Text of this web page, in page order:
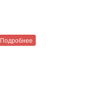
Подробнее